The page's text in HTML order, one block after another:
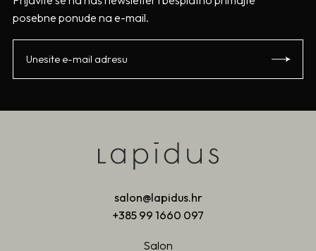
posebne ponude na e-mail.
salon@lapidus.hr
+385 99 1660 097
Salon